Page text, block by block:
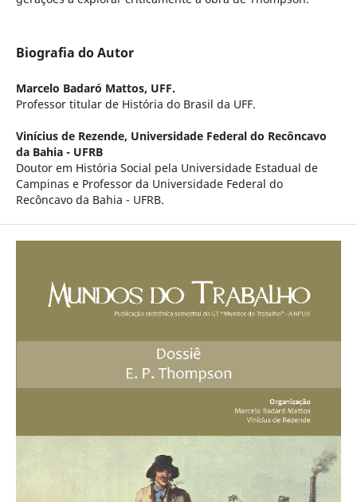
Biografia do Autor
Marcelo Badaró Mattos, UFF.
Professor titular de História do Brasil da UFF.
Vinícius de Rezende, Universidade Federal do Recôncavo
da Bahia - UFRB
Doutor em História Social pela Universidade Estadual de
Campinas e Professor da Universidade Federal do
Recôncavo da Bahia - UFRB.